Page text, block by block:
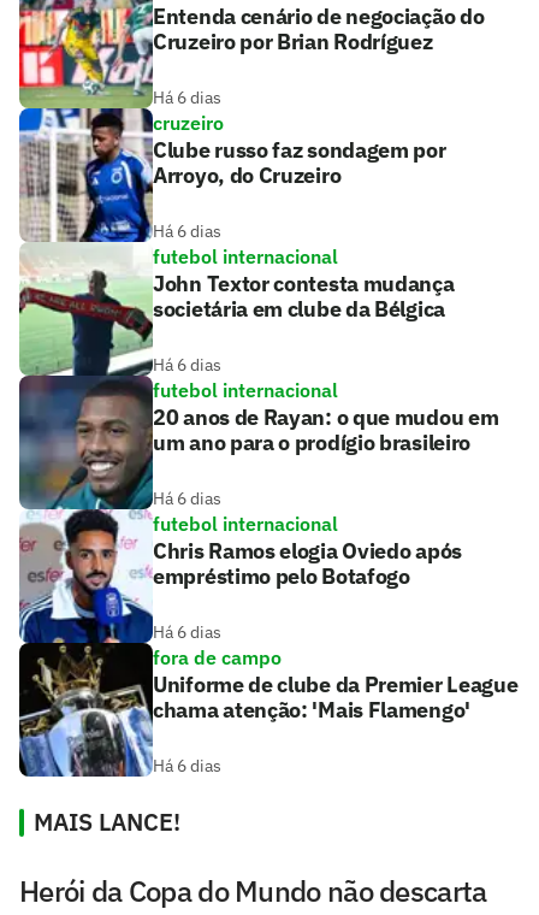
Entenda cenário de negociação do
Cruzeiro por Brian Rodríguez
Há 6 dias
cruzeiro
Clube russo faz sondagem por
Arroyo, do Cruzeiro
Há 6 dias
futebol internacional
John Textor contesta mudança
societária em clube da Bélgica
Há 6 dias
futebol internacional
20 anos de Rayan: o que mudou em
um ano para o prodígio brasileiro
Há 6 dias
futebol internacional
Chris Ramos elogia Oviedo após
empréstimo pelo Botafogo
Há 6 dias
fora de campo
Uniforme de clube da Premier League
chama atenção: 'Mais Flamengo'
Há 6 dias
MAIS LANCE!
Herói da Copa do Mundo não descarta